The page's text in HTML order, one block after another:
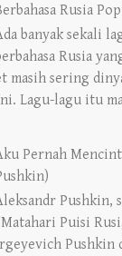
Rusia
banyak sekali
Rusia
masih sering
Lagu-lagu itu
Pernah
Pushkin,
Puisi
Pushkin